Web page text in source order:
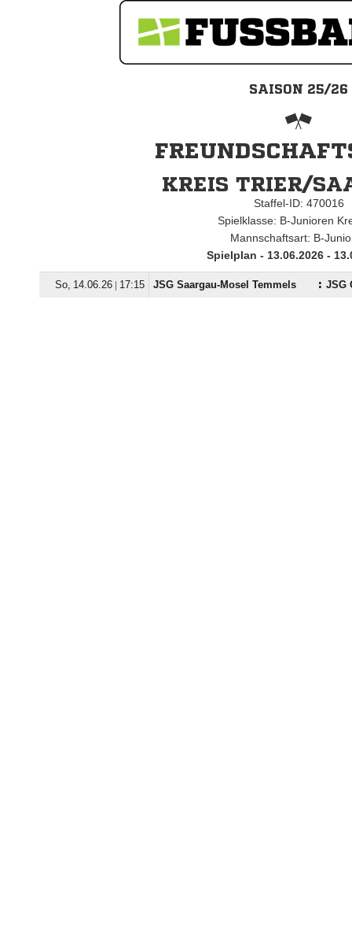
SAISON 25/26
KREIS TRIER/
Staffel-ID: 470016
Spielklasse: B-Junioren
Mannschaftsart: B-
Spielplan - 13.06.2026 -
  |  JSG Saargau-Mosel Temmels : JSG